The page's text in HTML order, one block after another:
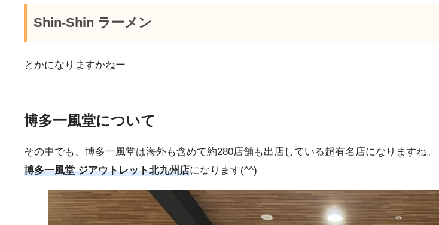
Shin-Shin ラーメン
とかになりますかねー
博多一風堂について
その中でも、博多一風堂は海外も含めて約280店舗も出店している超有名店になりますね。
博多一風堂 ジアウトレット北九州店になります(^^)